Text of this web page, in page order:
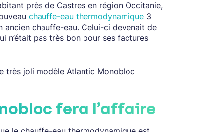
près de Castres en région Occitanie,
chauffe-eau thermodynamique 3
ancien chauffe-eau. Celui-ci devenait de
n’était pas très bon pour ses factures
très joli modèle Atlantic Monobloc
fera l’affaire